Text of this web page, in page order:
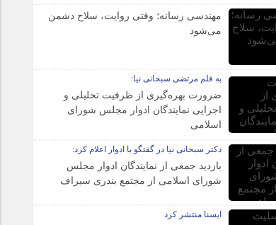
مهندسی رسانه؛ وقتی روایت، سلاح دشمن
می‌شود
به قلم مرتضی سبحانی نیا:
ضرورت بهره‌گیری از ظرفیت تحلیلی و
اجرایی نمایندگان ادوار مجلس شورای
اسلامی
دکتر سبحانی نیا در گفتگو با ادوار اعلام کرد:
بازدید جمعی از نمایندگان ادوار مجلس
شورای اسلامی از مجتمع بندری سیراف
ایسنا منتشر کرد